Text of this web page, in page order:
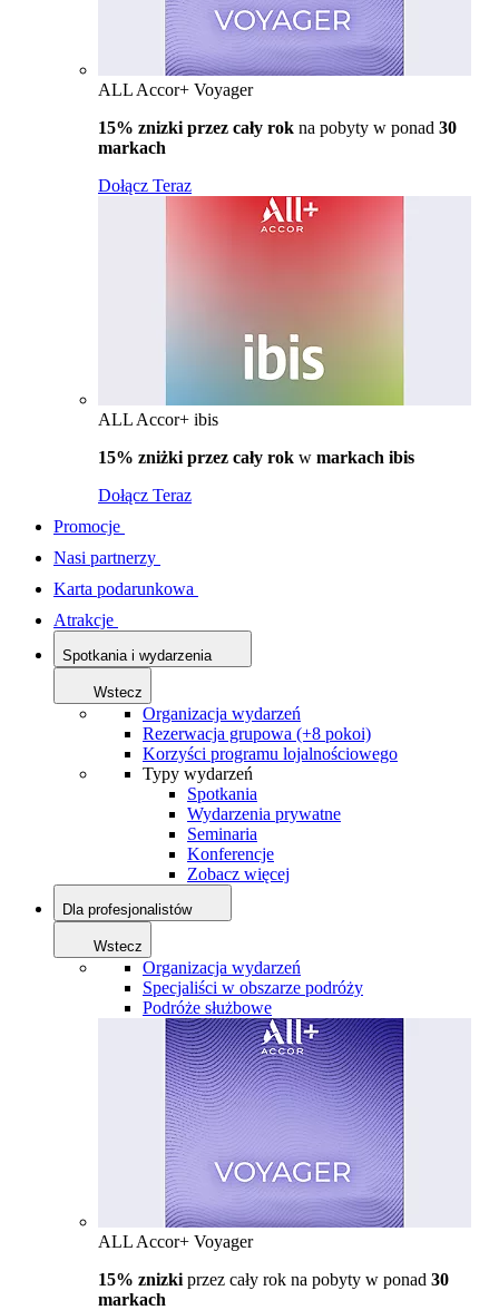
ALL Accor+ Voyager
15% znizki przez cały rok na pobyty w ponad 30
markach
Dołącz Teraz
ALL Accor+ ibis
15% zniżki przez cały rok w markach ibis
Dołącz Teraz
Promocje
Nasi partnerzy
Karta podarunkowa
Atrakcje
Spotkania i wydarzenia
Wstecz
Organizacja wydarzeń
Rezerwacja grupowa (+8 pokoi)
Korzyści programu lojalnościowego
Typy wydarzeń
Spotkania
Wydarzenia prywatne
Seminaria
Konferencje
Zobacz więcej
Dla profesjonalistów
Wstecz
Organizacja wydarzeń
Specjaliści w obszarze podróży
Podróże służbowe
ALL Accor+ Voyager
15% znizki przez cały rok na pobyty w ponad 30
markach